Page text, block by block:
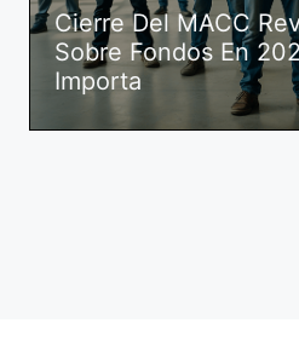
Cierre Del MACC
Sobre Fondos En
Importa